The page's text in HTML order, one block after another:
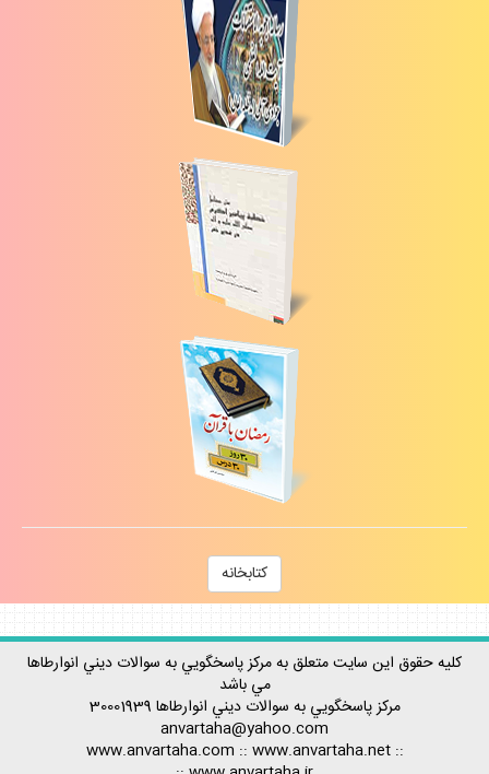
كتابخانه
كليه حقوق اين سايت متعلق به مركز پاسخگويي به سوالات ديني انوارطاها
مي باشد
مركز پاسخگويي به سوالات ديني انوارطاها 30001939
anvartaha@yahoo.com
www.anvartaha.com :: www.anvartaha.net::